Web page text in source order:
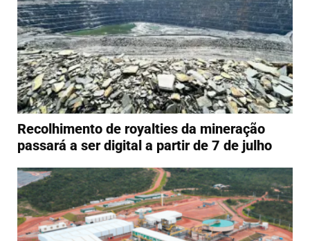
Recolhimento de royalties da mineração
passará a ser digital a partir de 7 de julho